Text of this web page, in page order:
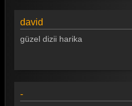
david
güzel dizii harika
-